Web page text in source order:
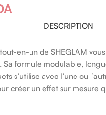
DESCRIPTION
en-un de SHEGLAM
Sa formule modulable,
s’utilise avec l’une ou
créer un effet sur mesure